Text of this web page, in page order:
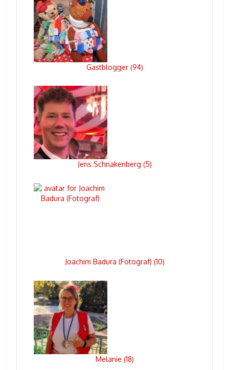
Gastblogger (94)
Jens Schnakenberg (5)
Joachim Badura (Fotograf) (10)
Melanie (18)